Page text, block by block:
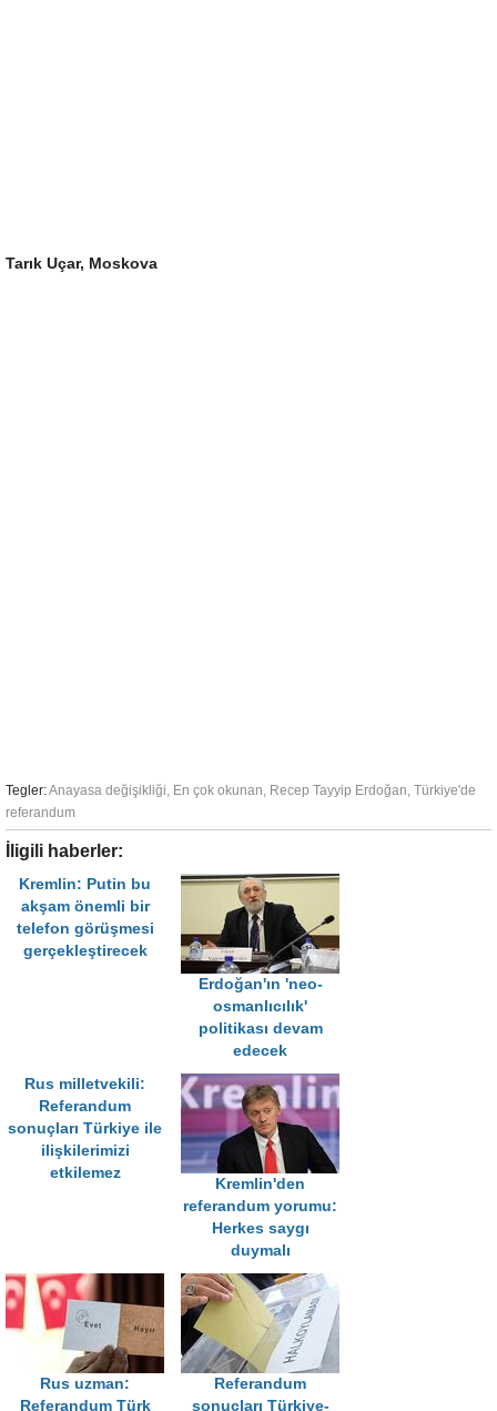
Tarık Uçar, Moskova
Tegler:Anayasa değişikliği, En çok okunan, Recep Tayyip Erdoğan, Türkiye'de
referandum
İligili haberler:
Kremlin: Putin bu
akşam önemli bir
telefon görüşmesi
gerçekleştirecek
Erdoğan'ın 'neo-
osmanlıcılık'
politikası devam
edecek
Rus milletvekili:
Referandum
sonuçları Türkiye ile
ilişkilerimizi
etkilemez
Kremlin'den
referandum yorumu:
Herkes saygı
duymalı
Rus uzman:
Referandum Türk
Referandum
sonuçları Türkiye-